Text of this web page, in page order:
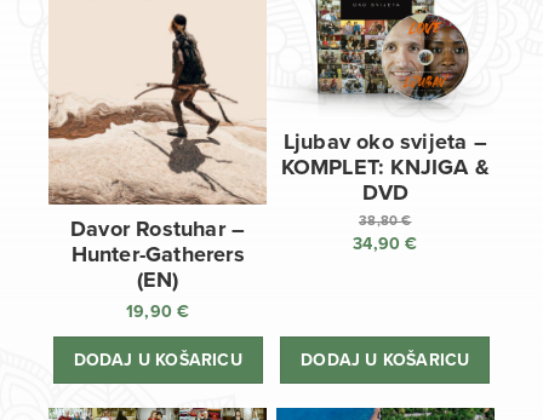
Davor Rostuhar –
Hunter-Gatherers
(EN)
19,90€
DODAJ U KOŠARICU
Ljubav oko svijeta –
KOMPLET: KNJIGA &
DVD
38,80€
Izvorna
38,80 €.
34,90€
34,90 €.
DODAJ U KOŠARICU